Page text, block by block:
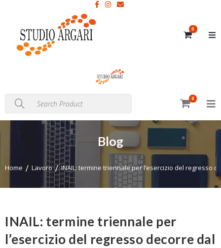
0
0
Blog
Home Lavoro INAIL: termine triennale per l’esercizio del regresso
INAIL: termine triennale per
l’esercizio del regresso decorre dal